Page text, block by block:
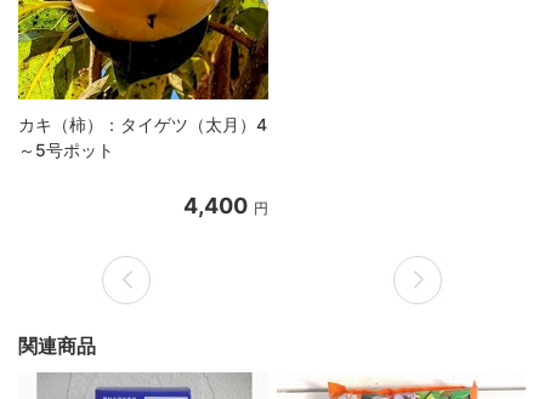
カキ（柿）：タイゲツ（太月）4
～5号ポット
4,400 円
関連商品